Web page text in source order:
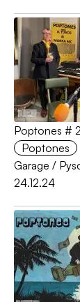
Poptones #
Poptones
Garage /
24.12.24